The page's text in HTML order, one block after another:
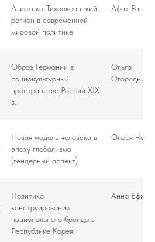
Азиатско-Тихоокеанский
регион в современной
мировой политике
Афат
Образ Германии в
социокультурный
пространстве России XIX
в.
Ольга
Новая модель человека в
эпоху глобализма
(гендерный аспект)
Олеся
Политика
конструирования
национального бренда в
Республике Корея
Анна